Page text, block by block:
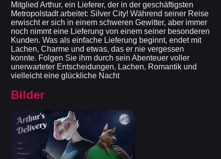
Mitglied Arthur, ein Lieferer, der in der geschäftigsten
Metropolstadt arbeitet: Silver City! Während seiner Reise
erwischt er sich in einem schweren Gewitter, aber immer
noch nimmt eine Lieferung von einem seiner besonderen
Kunden. Was als einfache Lieferung beginnt, endet mit
Lachen, Charme und etwas, das er nie vergessen
konnte. Folgen Sie ihm durch sein Abenteuer voller
unerwarteter Entscheidungen, Lachen, Romantik und
vielleicht eine glückliche Nacht
Bilder